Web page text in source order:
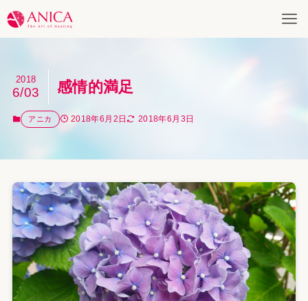
感情的満足
2018
6/03
アニカ 2018年6月2日 2018年6月3日